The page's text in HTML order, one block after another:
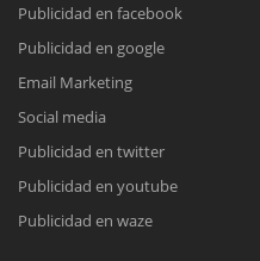
Nuestros ejecutivos le enviarán
Meet para
Complete el formulario y
Todos nuestros ejecutivos
para enviarnos un correo
Publicidad en facebook
Publicidad en google
Email Marketing
Social media
Publicidad en twitter
Publicidad en youtube
Publicidad en waze